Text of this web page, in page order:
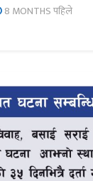
8 MONTHS पहिले